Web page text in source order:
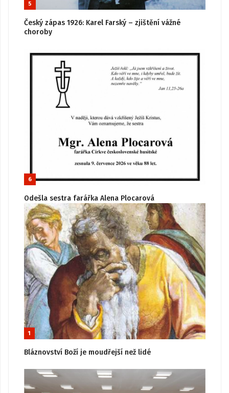
5
Český zápas 1926: Karel Farský – zjištění vážné
choroby
6
Odešla sestra farářka Alena Plocarová
1
Bláznovství Boží je moudřejší než lidé